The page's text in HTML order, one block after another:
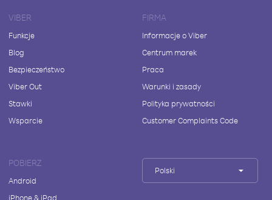
VIBER
Funkcje
Blog
Bezpieczeństwo
Viber Out
Stawki
Wsparcie
FIRMA
Informacje o Viber
Centrum marek
Praca
Warunki i zasady
Polityka prywatności
Customer Complaints Code
POBIERZ
Android
iPhone & iPad
Polski